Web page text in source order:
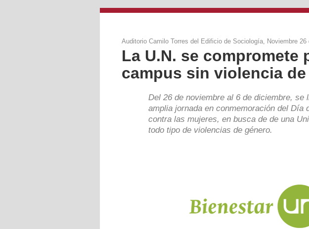
Auditorio Camilo Torres del Edificio de Sociología, Noviembre 26
La U.N. se compromete
campus sin violencia
Del 26 de noviembre al 6 de diciembre, se
amplia jornada en conmemoración del Día
contra las mujeres, en busca de de una
todo tipo de violencias de género.